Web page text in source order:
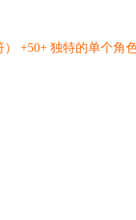
+50+ 独特的单个